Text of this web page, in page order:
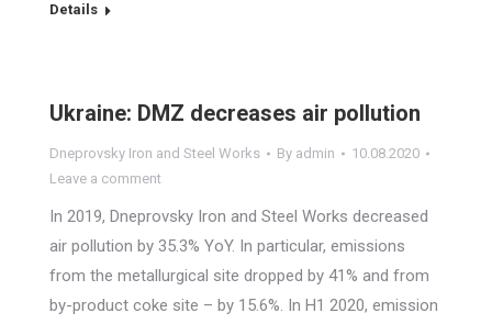
Details
Ukraine: DMZ decreases air pollution
Dneprovsky Iron and Steel Works By admin
10.08.2020
Leave a comment
In 2019, Dneprovsky Iron and Steel Works decreased
air pollution by 35.3% YoY. In particular, emissions
from the metallurgical site dropped by 41% and from
by-product coke site – by 15.6%. In H1 2020, emission